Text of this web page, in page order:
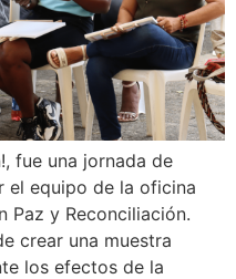
fue una jornada de
el equipo de la oficina
Paz y Reconciliación.
crear una muestra
los efectos de la